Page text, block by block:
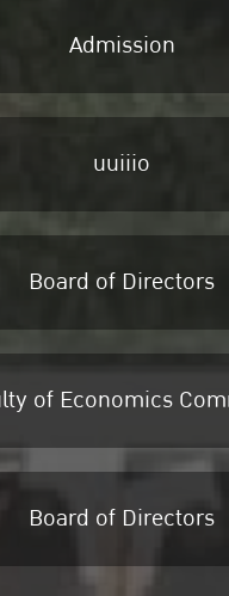
Admission
uuiiio
Board of Directors
of Economics
Board of Directors